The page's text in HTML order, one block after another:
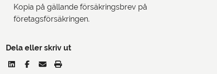
Kopia på gällande försäkringsbrev på
företagsförsäkringen.
Dela eller skriv ut